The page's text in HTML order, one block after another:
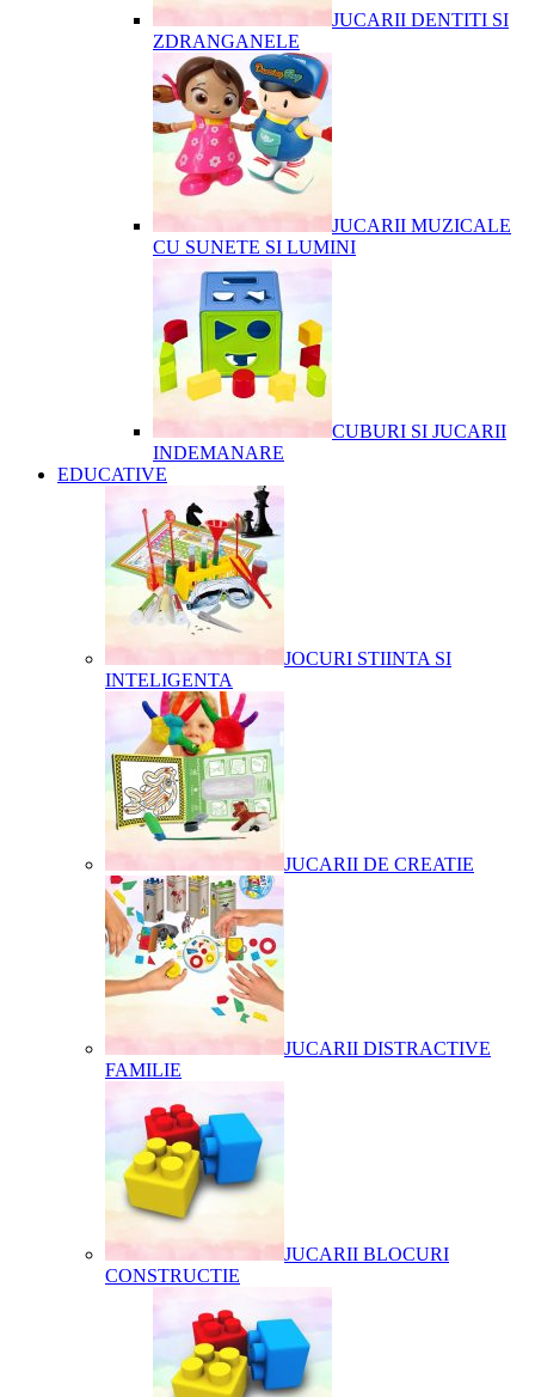
JUCARII DENTITI SI
ZDRANGANELE
JUCARII MUZICALE
CU SUNETE SI LUMINI
CUBURI SI JUCARII
INDEMANARE
EDUCATIVE
JOCURI STIINTA SI
INTELIGENTA
JUCARII DE CREATIE
JUCARII DISTRACTIVE
FAMILIE
JUCARII BLOCURI
CONSTRUCTIE